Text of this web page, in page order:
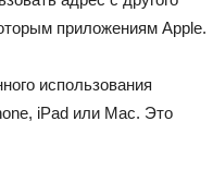
приложениям Apple.
использования
iPad или Mac. Это